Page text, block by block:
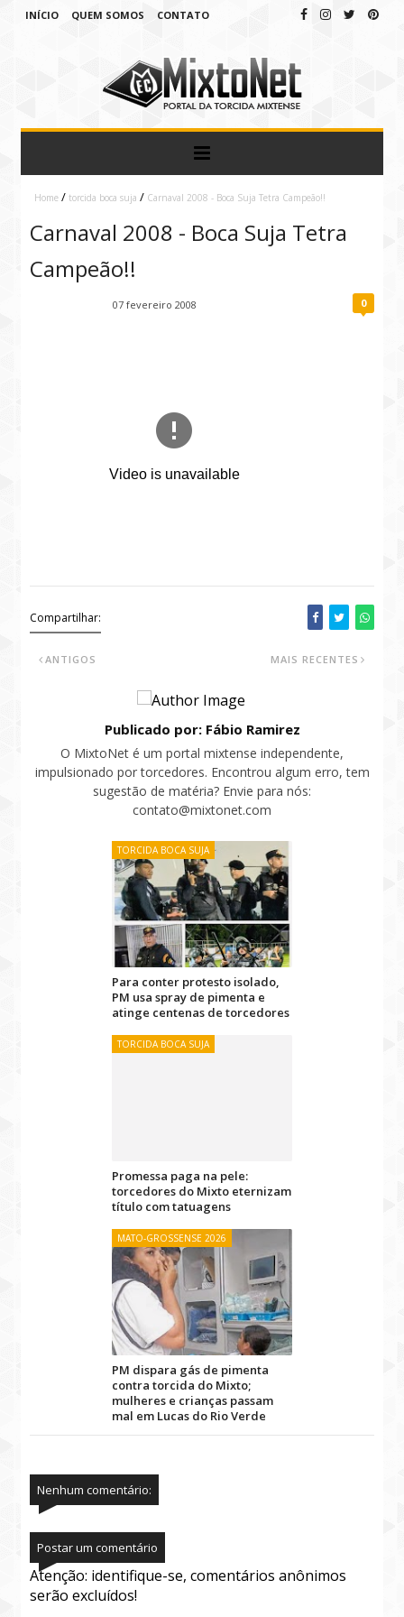
INÍCIO QUEM SOMOS CONTATO
Home / torcida boca suja / Carnaval 2008 - Boca Suja Tetra Campeão!!
Carnaval 2008 - Boca Suja Tetra
Campeão!!
07 fevereiro 2008 0
Compartilhar:
MAIS RECENTES
ANTIGOS
Publicado por: Fábio Ramirez
O MixtoNet é um portal mixtense independente,
impulsionado por torcedores. Encontrou algum erro, tem
sugestão de matéria? Envie para nós:
contato@mixtonet.com
TORCIDA BOCA SUJA
Para conter protesto isolado,
PM usa spray de pimenta e
atinge centenas de torcedores
TORCIDA BOCA SUJA
Promessa paga na pele:
torcedores do Mixto eternizam
título com tatuagens
MATO-GROSSENSE 2026
PM dispara gás de pimenta
contra torcida do Mixto;
mulheres e crianças passam
mal em Lucas do Rio Verde
Nenhum comentário:
Postar um comentário
Atenção: identifique-se, comentários anônimos
serão excluídos!